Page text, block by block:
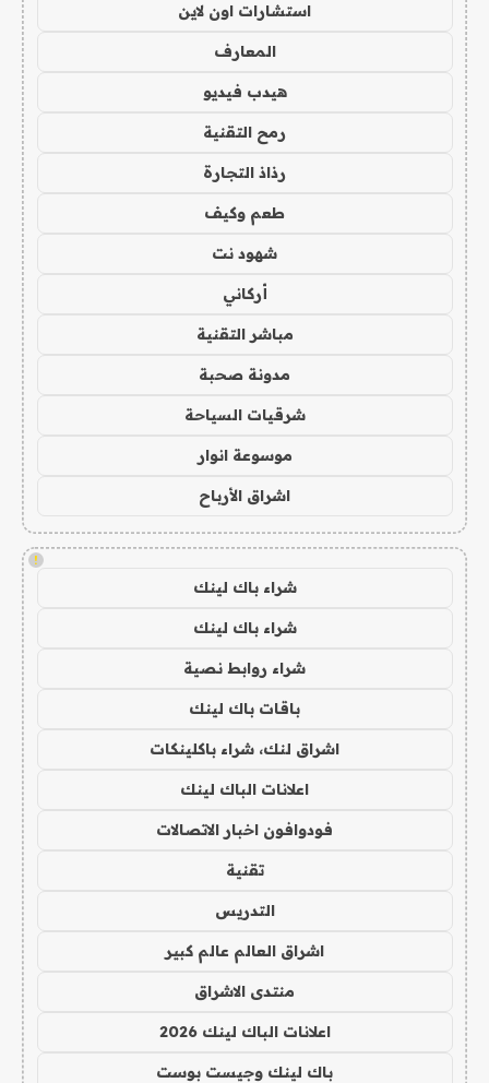
استشارات اون لاين
المعارف
هيدب فيديو
رمح التقنية
رذاذ التجارة
طعم وكيف
شهود نت
أركاني
مباشر التقنية
مدونة صحبة
شرقيات السياحة
موسوعة انوار
اشراق الأرباح
!
شراء باك لينك
شراء باك لينك
شراء روابط نصية
باقات باك لينك
اشراق لنك، شراء باكلينكات
اعلانات الباك لينك
فودوافون اخبار الاتصالات
تقنية
التدريس
اشراق العالم عالم كبير
منتدى الاشراق
اعلانات الباك لينك 2026
باك لينك وجيست بوست